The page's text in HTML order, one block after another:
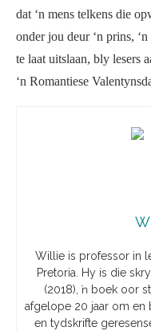
dat ‘n mens telkens die
onder jou deur ‘n prins,
te laat uitslaan, bly lesers
‘n Romantiese
Willie is professor in
Pretoria. Hy is die
(2018), ŉ boek oor
afgelope 20 jaar om en
en tydskrifte